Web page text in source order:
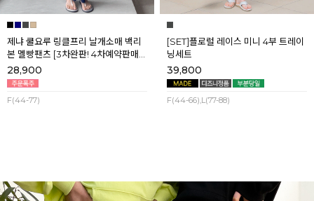
제냐 쿨요루 링클프리 날개소매 백리
본 멜빵팬츠 [3차완판! 4차예약판매]
[네이비] 8월셋째주 순차배송
28,900
F(44-77)
[SET]플로럴 레이스 미니 4부 트레이
닝세트
39,800
F(44-66),L(77-88)